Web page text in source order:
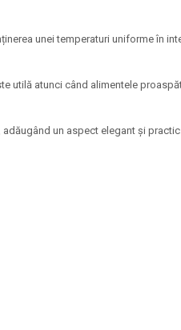
unei temperaturi uniforme în
utilă atunci când alimentele
adăugând un aspect elegant și practic.